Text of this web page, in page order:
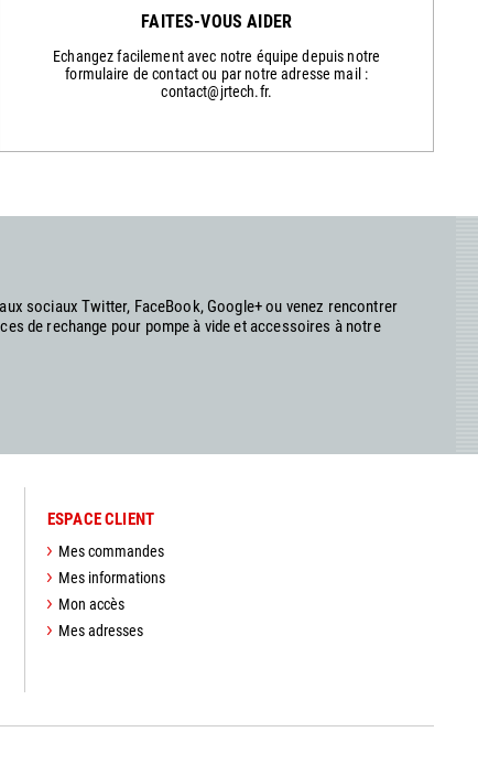
FAITES-VOUS AIDER
Echangez facilement avec notre équipe depuis notre
formulaire de contact ou par notre adresse mail :
contact@jrtech.fr.
sociaux Twitter, FaceBook, Google+ ou venez rencontrer
de rechange pour pompe à vide et accessoires à notre
ESPACE CLIENT
Mes commandes
Mes informations
Mon accès
Mes adresses